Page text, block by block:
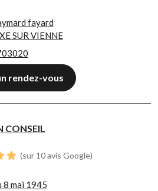
fayard
SUR VIENNE
rendez-vous
CONSEIL
(sur 10 avis Google)
8 mai 1945